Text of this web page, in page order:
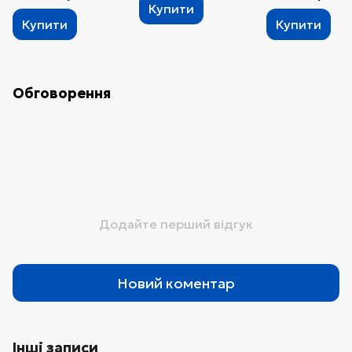
Купити
Купити
Купити
Обговорення
Додайте перший відгук
Новий коментар
Інші записи